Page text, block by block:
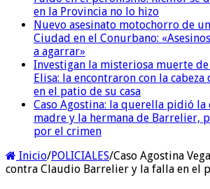
en la Provincia no lo hizo
Nuevo asesinato motochorro de
Ciudad en el Conurbano:
a agarrar»
Investigan la misteriosa muerte
Elisa: la encontraron con la
en el patio de su casa
Caso Agostina: la querella pidió la
madre y la hermana de Barrelier,
por el crimen
Inicio/POLICIALES/Caso Agostina
contra Claudio Barrelier y la falla en el